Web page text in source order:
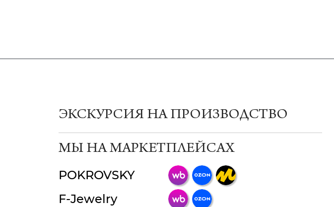
ЭКСКУРСИЯ НА ПРОИЗВОДСТВО
МЫ НА МАРКЕТПЛЕЙСАХ
POKROVSKY
F-Jewelry
ChatApp